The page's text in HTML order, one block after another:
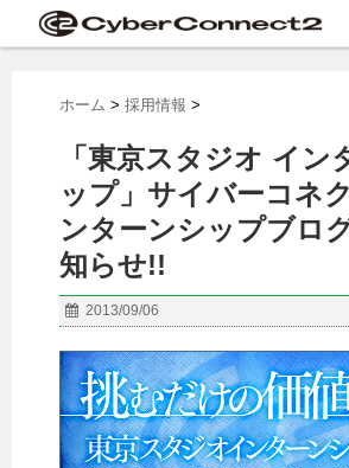
ホーム > 採用情報 >
「東京スタジオ イン
ップ」サイバーコネ
ンターンシップブロ
知らせ!!
2013/09/06